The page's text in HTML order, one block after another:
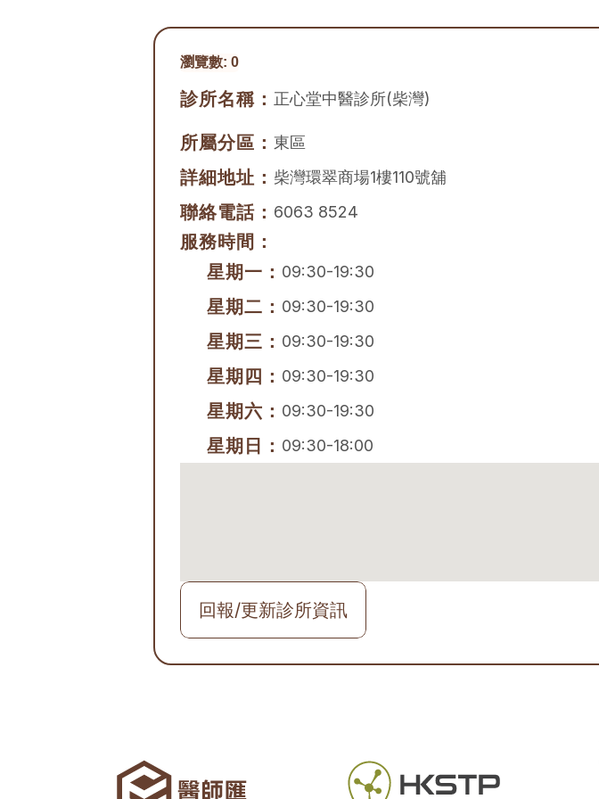
瀏覽數: 0
診所名稱： 正心堂中醫診所(柴灣)
所屬分區： 東區
詳細地址： 柴灣環翠商場1樓110號舖
聯絡電話： 6063 8524
服務時間：
星期一： 09:30-19:30
星期二： 09:30-19:30
星期三： 09:30-19:30
星期四： 09:30-19:30
星期六： 09:30-19:30
星期日： 09:30-18:00
回報/更新診所資訊